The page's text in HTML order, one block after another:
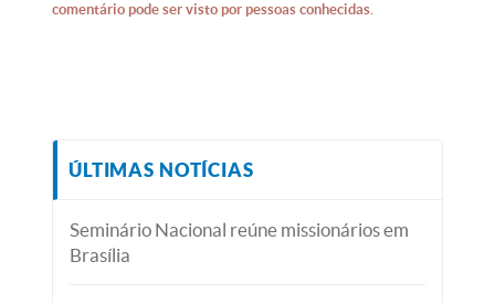
comentário pode ser visto por pessoas conhecidas.
ÚLTIMAS NOTÍCIAS
Seminário Nacional reúne missionários em
Brasília